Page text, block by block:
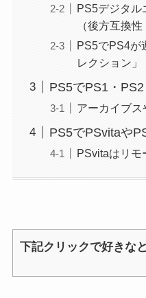
PS5デジタル
（後方互換
PS5でPS4が
レクション」
PS5でPS1・
アーカイブス
PS5でPSvitaや
PSvitaはリモ
下記クリックで好きな